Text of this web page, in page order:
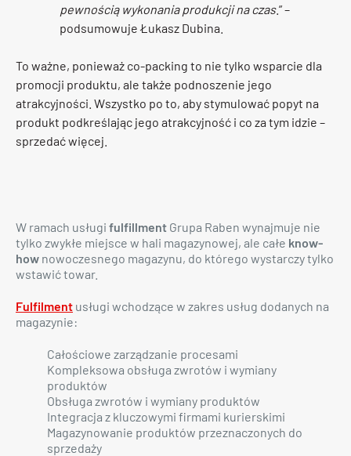
pewnością wykonania produkcji na czas.” –
podsumowuje Łukasz Dubina.
To ważne, ponieważ co-packing to nie tylko wsparcie dla
promocji produktu, ale także podnoszenie jego
atrakcyjności. Wszystko po to, aby stymulować popyt na
produkt podkreślając jego atrakcyjność i co za tym idzie –
sprzedać więcej.
W ramach usługi fulfillment Grupa Raben wynajmuje nie
tylko zwykłe miejsce w hali magazynowej, ale całe know-
how nowoczesnego magazynu, do którego wystarczy tylko
wstawić towar.
Fulfilment usługi wchodzące w zakres usług dodanych na
magazynie:
Całościowe zarządzanie procesami
Kompleksowa obsługa zwrotów i wymiany
produktów
Obsługa zwrotów i wymiany produktów
Integracja z kluczowymi firmami kurierskimi
Magazynowanie produktów przeznaczonych do
sprzedaży